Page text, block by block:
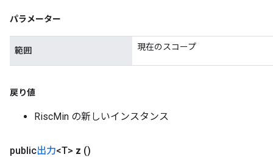
パラメーター
範囲 現在のスコープ
戻り値
RiscMin の新しいインスタンス
public出力<T> z ()